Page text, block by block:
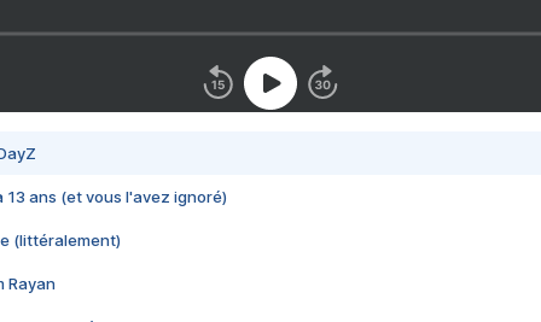
13 ans (et vous l'avez ignoré)
(littéralement)
Rayan